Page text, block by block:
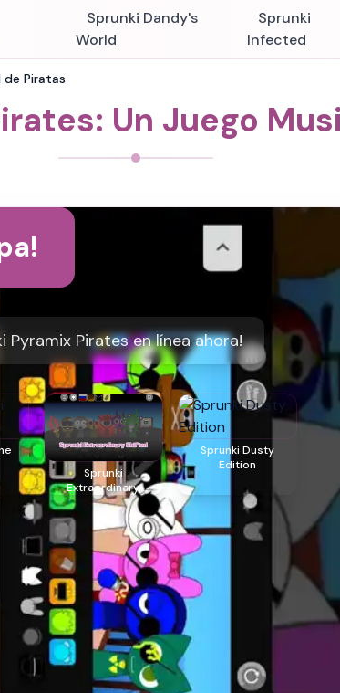
Sprunki Dandy's
World
Sprunki
Infected
de Piratas
Un Juego
Pyramix Pirates en línea ahora!
Sprunki
Extraordinary
Shifted
Sprunki Dusty
Edition